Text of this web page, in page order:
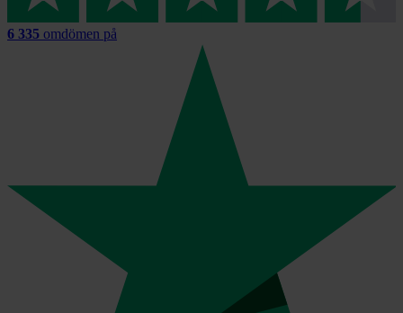
6 335 omdömen på